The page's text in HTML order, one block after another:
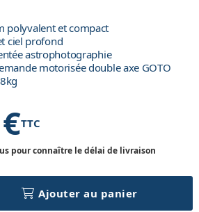
polyvalent et compact
ciel profond
astrophotographie
motorisée double axe GOTO
TTC
pour connaître le délai de livraison
Ajouter au panier